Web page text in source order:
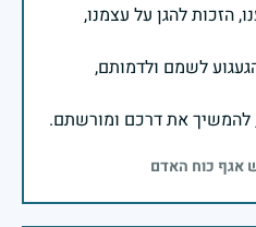
הזכות להגן על עצמנו,
לשמם ולדמותם,
להמשיך את דרכם ומורשתם.
אגף כוח האדם